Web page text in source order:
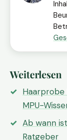
Weiterlesen
MPU-
Ab wann
Ratgeber